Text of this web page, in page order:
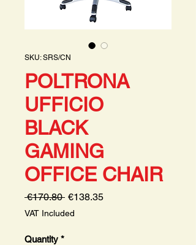
SKU: SRS/CN
POLTRONA
UFFICIO
BLACK
GAMING
OFFICE CHAIR
€170.80 Regular
Price
€138.35Sale
VAT Included
Quantity *